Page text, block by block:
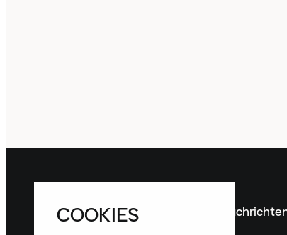
Melde dich für die neuesten
Veröffentlichungen an
COOKIES